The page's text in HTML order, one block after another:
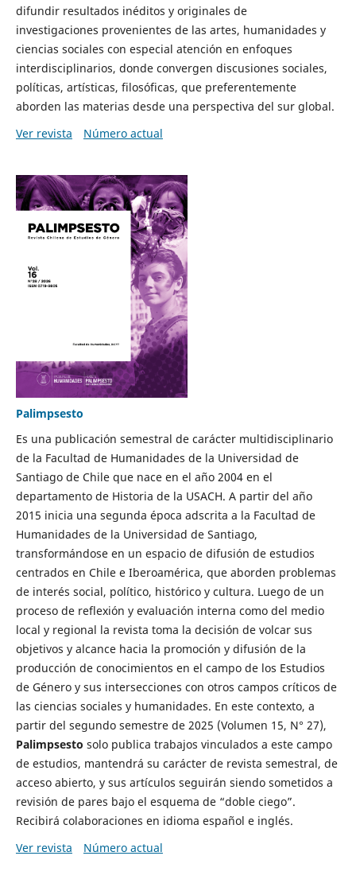
difundir resultados inéditos y originales de
investigaciones provenientes de las artes, humanidades y
ciencias sociales con especial atención en enfoques
interdisciplinarios, donde convergen discusiones sociales,
políticas, artísticas, filosóficas, que preferentemente
aborden las materias desde una perspectiva del sur global.
Ver revista
Número actual
Palimpsesto
Es una publicación semestral de carácter multidisciplinario
de la Facultad de Humanidades de la Universidad de
Santiago de Chile que nace en el año 2004 en el
departamento de Historia de la USACH. A partir del año
2015 inicia una segunda época adscrita a la Facultad de
Humanidades de la Universidad de Santiago,
transformándose en un espacio de difusión de estudios
centrados en Chile e Iberoamérica, que aborden problemas
de interés social, político, histórico y cultura. Luego de un
proceso de reflexión y evaluación interna como del medio
local y regional la revista toma la decisión de volcar sus
objetivos y alcance hacia la promoción y difusión de la
producción de conocimientos en el campo de los Estudios
de Género y sus intersecciones con otros campos críticos de
las ciencias sociales y humanidades. En este contexto, a
partir del segundo semestre de 2025 (Volumen 15, N° 27),
Palimpsesto solo publica trabajos vinculados a este campo
de estudios, mantendrá su carácter de revista semestral, de
acceso abierto, y sus artículos seguirán siendo sometidos a
revisión de pares bajo el esquema de “doble ciego”.
Recibirá colaboraciones en idioma español e inglés.
Ver revista
Número actual